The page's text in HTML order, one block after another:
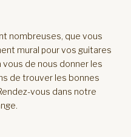
nombreuses, que vous
mural pour vos guitares
vous de nous donner les
de trouver les bonnes
vous dans notre